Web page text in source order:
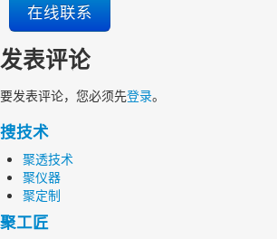
在线联系
发表评论
要发表评论，您必须先登录。
搜技术
聚透技术
聚仪器
聚定制
聚工匠